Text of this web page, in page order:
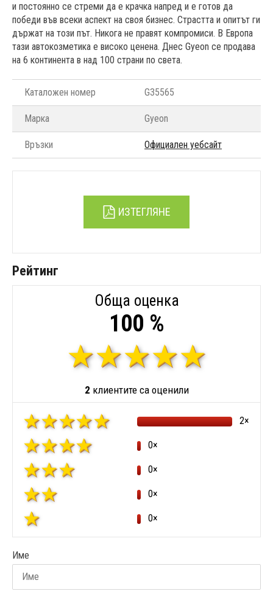
и постоянно се стреми да е крачка напред и е готов да
победи във всеки аспект на своя бизнес. Страстта и опитът ги
държат на този път. Никога не правят компромиси. В Европа
тази автокозметика е високо ценена. Днес Gyeon се продава
на 6 континента в над 100 страни по света.
Каталожен номер G35565
Марка Gyeon
Връзки Официален уебсайт
ИЗТЕГЛЯНЕ
Рейтинг
Обща оценка
100 %
2 клиентите са оценили
2×
0×
0×
0×
0×
Име